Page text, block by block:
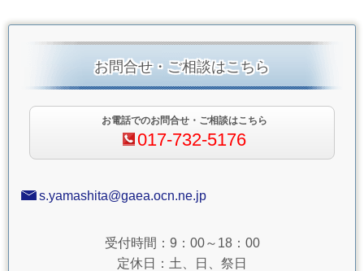
お問合せ・ご相談はこちら
お電話でのお問合せ・ご相談はこちら
017-732-5176
s.yamashita@gaea.ocn.ne.jp
受付時間：9：00～18：00
定休日：土、日、祭日